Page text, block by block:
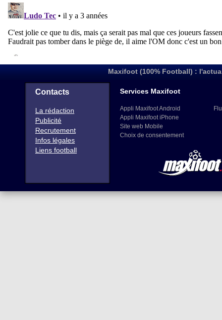
Maxifoot (100% Football) :
Contacts
La rédaction
Publicité
Recrutement
Infos légales
Liens football
Services Maxifoot
Appli Maxifoot Android
Appli Maxifoot iPhone
Site web Mobile
Choix de consentement